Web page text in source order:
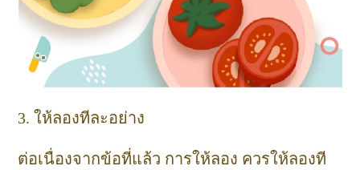
3. ให้ลองทีละอย่าง
ต่อเนื่องจากข้อที่แล้ว การให้ลอง ควรให้ลองที